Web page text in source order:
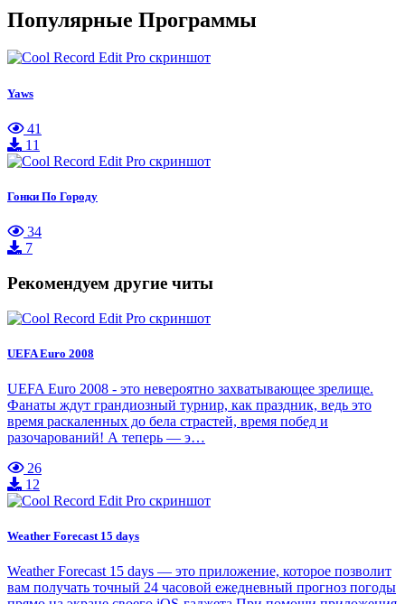
Популярные Программы
Yaws
41
11
Гонки По Городу
34
7
Рекомендуем другие читы
UEFA Euro 2008
UEFA Euro 2008 - это невероятно захватывающее зрелище.
Фанаты ждут грандиозный турнир, как праздник, ведь это
время раскаленных до бела страстей, время побед и
разочарований! А теперь — э…
26
12
Weather Forecast 15 days
Weather Forecast 15 days — это приложение, которое позволит
вам получать точный 24 часовой ежедневный прогноз погоды